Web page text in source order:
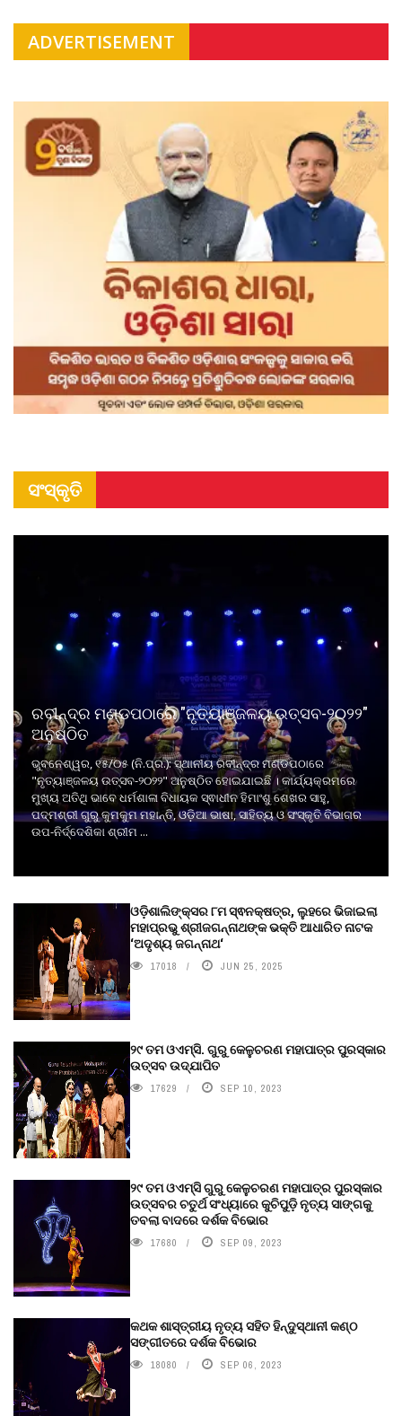
ADVERTISEMENT
ସଂସ୍କୃତି
ରବୀନ୍ଦ୍ର ମଣ୍ଡପଠାରେ "ନୃତ୍ୟାଞ୍ଜଳୟ ଉତ୍ସବ-୨୦୨୨"
ଅନୁଷ୍ଠିତ
ଭୁବନେଶ୍ୱର, ୧୫/୦୫ (ନି.ପ୍ର.): ସ୍ଥାନୀୟ ରବୀନ୍ଦ୍ର ମଣ୍ଡପଠାରେ
"ନୃତ୍ୟାଞ୍ଜଳୟ ଉତ୍ସବ-୨୦୨୨" ଅନୁଷ୍ଠିତ ହୋଇଯାଇଛି । କାର୍ଯ୍ୟକ୍ରମରେ
ମୁଖ୍ୟ ଅତିଥି ଭାବେ ଧର୍ମଶାଳା ବିଧାୟକ ସ୍ଵାଧୀନ ହିମାଂଶୁ ଶେଖର ସାହୁ,
ପଦ୍ମଶ୍ରୀ ଗୁରୁ କୁମକୁମ ମହାନ୍ତି, ଓଡ଼ିଆ ଭାଷା, ସାହିତ୍ୟ ଓ ସଂସ୍କୃତି ବିଭାଗର
ଉପ-ନିର୍ଦ୍ଦେଶିକା ଶ୍ରୀମ ...
ଓଡ଼ିଶାଲିଙ୍କ୍ସର ୮ମ ସ୍ଵନକ୍ଷତ୍ର, ଲୁହରେ ଭିଜାଇଲା
ମହାପ୍ରଭୁ ଶ୍ରୀଜଗନ୍ନାଥଙ୍କ ଭକ୍ତି ଆଧାରିତ ନାଟକ
‘ଅଦୃଶ୍ୟ ଜଗନ୍ନାଥ‘
17018 JUN 25, 2025
୨୯ ତମ ଓଏମ୍‌ସି. ଗୁରୁ କେଳୁଚରଣ ମହାପାତ୍ର ପୁରସ୍କାର
ଉତ୍ସବ ଉଦ୍‍ଯାପିତ
17629 SEP 10, 2023
୨୯ ତମ ଓଏମ୍‌ସି ଗୁରୁ କେଳୁଚରଣ ମହାପାତ୍ର ପୁରସ୍କାର
ଉତ୍ସବର ଚତୁର୍ଥ ସଂଧ୍ୟାରେ କୁଚିପୁଡ଼ି ନୃତ୍ୟ ସାଙ୍ଗକୁ
ତବଲା ବାଦରେ ଦର୍ଶକ ବିଭୋର
17680 SEP 09, 2023
କଥକ ଶାସ୍ତ୍ରୀୟ ନୃତ୍ୟ ସହିତ ହିନ୍ଦୁସ୍ଥାନୀ କଣ୍ଠ
ସଙ୍ଗୀତରେ ଦର୍ଶକ ବିଭୋର
18080 SEP 06, 2023